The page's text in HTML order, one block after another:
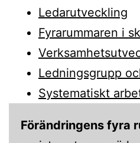
Ledarutveckling
Fyrarummaren i
Ledningsgrupp
Systematiskt
Förändringens fyra